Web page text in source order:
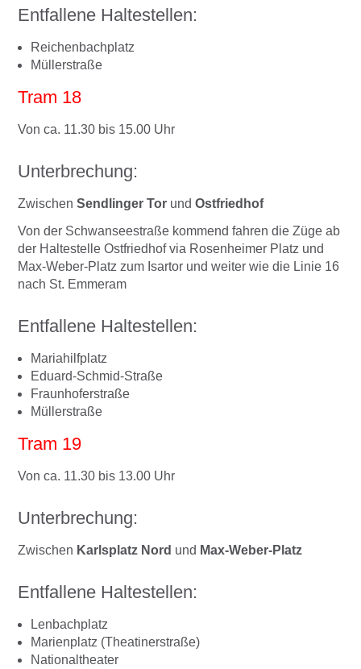
Entfallene Haltestellen:
Reichenbachplatz
Müllerstraße
Tram 18
Von ca. 11.30 bis 15.00 Uhr
Unterbrechung:
Zwischen Sendlinger Tor und Ostfriedhof
Von der Schwanseestraße kommend fahren die Züge ab
der Haltestelle Ostfriedhof via Rosenheimer Platz und
Max-Weber-Platz zum Isartor und weiter wie die Linie 16
nach St. Emmeram
Entfallene Haltestellen:
Mariahilfplatz
Eduard-Schmid-Straße
Fraunhoferstraße
Müllerstraße
Tram 19
Von ca. 11.30 bis 13.00 Uhr
Unterbrechung:
Zwischen Karlsplatz Nord und Max-Weber-Platz
Entfallene Haltestellen:
Lenbachplatz
Marienplatz (Theatinerstraße)
Nationaltheater